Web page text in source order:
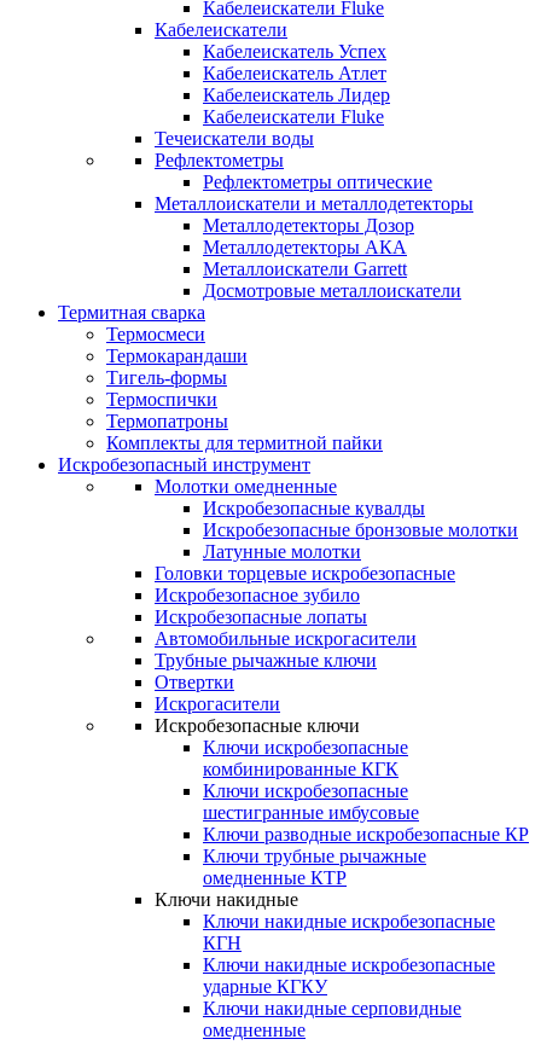
Кабелеискатели Fluke
Кабелеискатели
Кабелеискатель Успех
Кабелеискатель Атлет
Кабелеискатель Лидер
Кабелеискатели Fluke
Течеискатели воды
Рефлектометры
Рефлектометры оптические
Металлоискатели и металлодетекторы
Металлодетекторы Дозор
Металлодетекторы АКА
Металлоискатели Garrett
Досмотровые металлоискатели
Термитная сварка
Термосмеси
Термокарандаши
Тигель-формы
Термоспички
Термопатроны
Комплекты для термитной пайки
Искробезопасный инструмент
Молотки омедненные
Искробезопасные кувалды
Искробезопасные бронзовые молотки
Латунные молотки
Головки торцевые искробезопасные
Искробезопасное зубило
Искробезопасные лопаты
Автомобильные искрогасители
Трубные рычажные ключи
Отвертки
Искрогасители
Искробезопасные ключи
Ключи искробезопасные
комбинированные КГК
Ключи искробезопасные
шестигранные имбусовые
Ключи разводные искробезопасные КР
Ключи трубные рычажные
омедненные КТР
Ключи накидные
Ключи накидные искробезопасные
КГН
Ключи накидные искробезопасные
ударные КГКУ
Ключи накидные серповидные
омедненные